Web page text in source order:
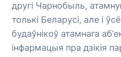
другі Чарнобыль,
толькі Беларусі, але і
будаўнікоў атамнага
інфармацыя пра дзікія